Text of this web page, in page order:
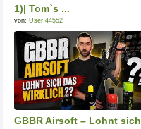
1)| Tom`s ...
von: User 44552
GBBR Airsoft – Lohnt sich